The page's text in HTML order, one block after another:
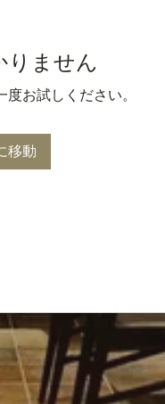
りません
お試しください。
移動